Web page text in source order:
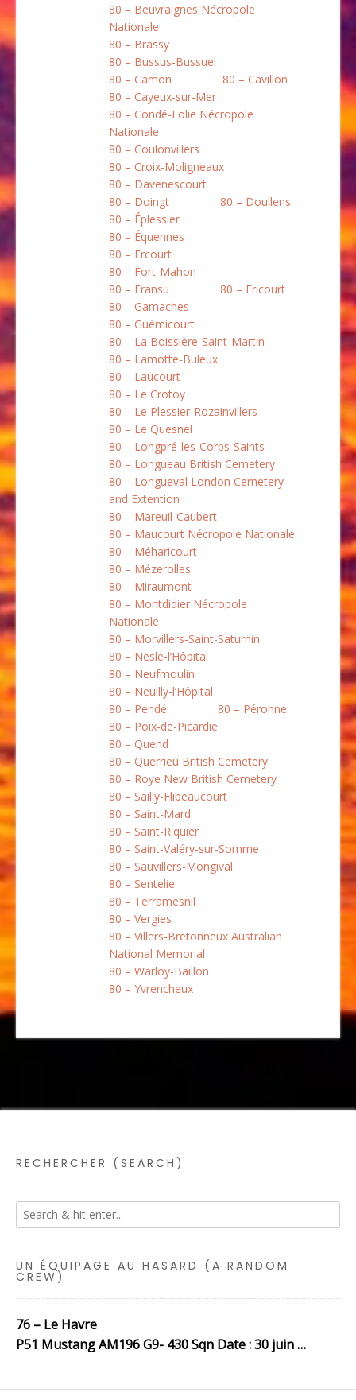
80 – Beuvraignes Nécropole
Nationale
80 – Brassy
80 – Bussus-Bussuel
80 – Camon
80 – Cavillon
80 – Cayeux-sur-Mer
80 – Condé-Folie Nécropole
Nationale
80 – Coulonvillers
80 – Croix-Moligneaux
80 – Davenescourt
80 – Doingt
80 – Doullens
80 – Éplessier
80 – Équennes
80 – Ercourt
80 – Fort-Mahon
80 – Fransu
80 – Fricourt
80 – Gamaches
80 – Guémicourt
80 – La Boissière-Saint-Martin
80 – Lamotte-Buleux
80 – Laucourt
80 – Le Crotoy
80 – Le Plessier-Rozainvillers
80 – Le Quesnel
80 – Longpré-les-Corps-Saints
80 – Longueau British Cemetery
80 – Longueval London Cemetery
and Extention
80 – Mareuil-Caubert
80 – Maucourt Nécropole Nationale
80 – Méharicourt
80 – Mézerolles
80 – Miraumont
80 – Montdidier Nécropole
Nationale
80 – Morvillers-Saint-Saturnin
80 – Nesle-l’Hôpital
80 – Neufmoulin
80 – Neuilly-l’Hôpital
80 – Pendé
80 – Péronne
80 – Poix-de-Picardie
80 – Quend
80 – Querrieu British Cemetery
80 – Roye New British Cemetery
80 – Sailly-Flibeaucourt
80 – Saint-Mard
80 – Saint-Riquier
80 – Saint-Valéry-sur-Somme
80 – Sauvillers-Mongival
80 – Sentelie
80 – Terramesnil
80 – Vergies
80 – Villers-Bretonneux Australian
National Memorial
80 – Warloy-Baillon
80 – Yvrencheux
RECHERCHER (SEARCH)
UN ÉQUIPAGE AU HASARD (A RANDOM
CREW)
76 – Le Havre
P51 Mustang AM196 G9- 430 Sqn Date : 30 juin …